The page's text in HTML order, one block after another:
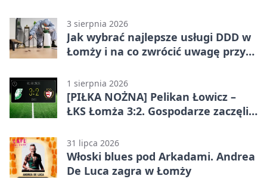
3 sierpnia 2026
Jak wybrać najlepsze usługi DDD w
Łomży i na co zwrócić uwagę przy
1 sierpnia 2026
[PIŁKA NOŻNA] Pelikan Łowicz –
ŁKS Łomża 3:2. Gospodarze zaczęli
Liga Grupa 1 (Grupa I)
31 lipca 2026
Włoski blues pod Arkadami. Andrea
De Luca zagra w Łomży